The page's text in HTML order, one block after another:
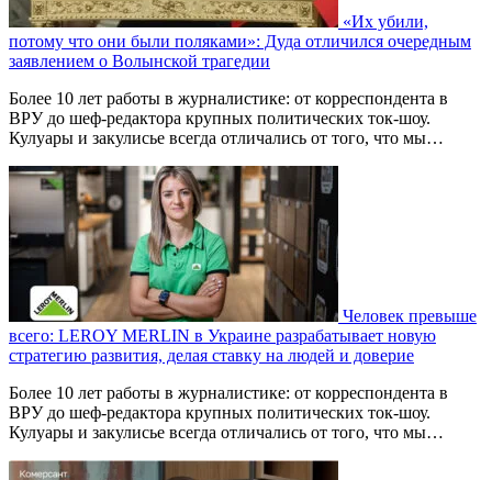
«Их убили,
потому что они были поляками»: Дуда отличился очередным
заявлением о Волынской трагедии
Более 10 лет работы в журналистике: от корреспондента в
ВРУ до шеф-редактора крупных политических ток-шоу.
Кулуары и закулисье всегда отличались от того, что мы…
Человек превыше
всего: LEROY MERLIN в Украине разрабатывает новую
стратегию развития, делая ставку на людей и доверие
Более 10 лет работы в журналистике: от корреспондента в
ВРУ до шеф-редактора крупных политических ток-шоу.
Кулуары и закулисье всегда отличались от того, что мы…